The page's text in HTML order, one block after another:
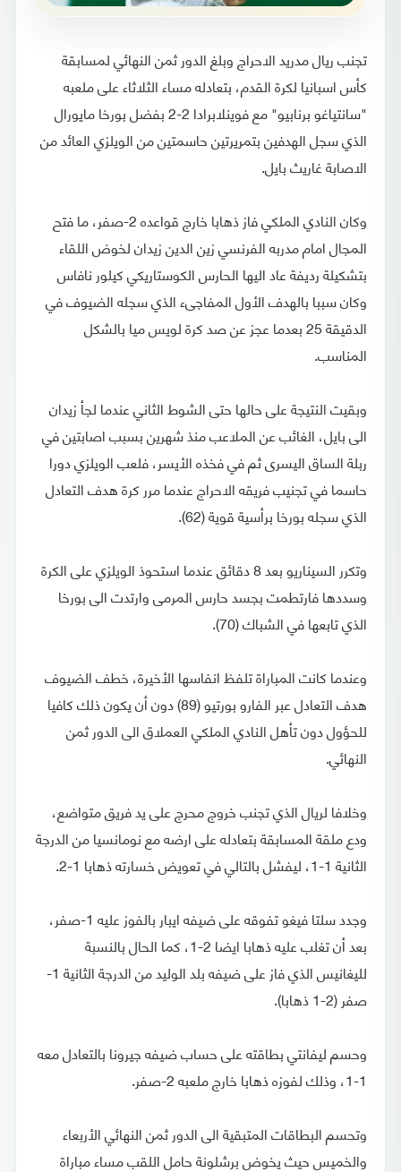
تجنب ريال مدريد الاحراج وبلغ الدور ثمن النهائي لمسابقة
كأس اسبانيا لكرة القدم، بتعادله مساء الثلاثاء على ملعبه
"سانتياغو برنابيو" مع فوينلابرادا 2-2 بفضل بورخا مايورال
الذي سجل الهدفين بتمريرتين حاسمتين من الويلزي العائد من
الاصابة غاريث بايل.
وكان النادي الملكي فاز ذهابا خارج قواعده 2-صفر، ما فتح
المجال امام مدربه الفرنسي زين الدين زيدان لخوض اللقاء
بتشكيلة رديفة عاد اليها الحارس الكوستاريكي كيلور نافاس
وكان سببا بالهدف الأول المفاجىء الذي سجله الضيوف في
الدقيقة 25 بعدما عجز عن صد كرة لويس ميا بالشكل
المناسب.
وبقيت النتيجة على حالها حتى الشوط الثاني عندما لجأ زيدان
الى بايل، الغائب عن الملاعب منذ شهرين بسبب اصابتين في
ربلة الساق اليسرى ثم في فخذه الأيسر، فلعب الويلزي دورا
حاسما في تجنيب فريقه الاحراج عندما مرر كرة هدف التعادل
الذي سجله بورخا برأسية قوية (62).
وتكرر السيناريو بعد 8 دقائق عندما استحوذ الويلزي على الكرة
وسددها فارتطمت بجسد حارس المرمى وارتدت الى بورخا
الذي تابعها في الشباك (70).
وعندما كانت المباراة تلفظ انفاسها الأخيرة، خطف الضيوف
هدف التعادل عبر الفارو بورتيو (89) دون أن يكون ذلك كافيا
للحؤول دون تأهل النادي الملكي العملاق الى الدور ثمن
النهائي.
وخلافا لريال الذي تجنب خروج محرج على يد فريق متواضع،
ودع ملقة المسابقة بتعادله على ارضه مع نومانسيا من الدرجة
الثانية 1-1، ليفشل بالتالي في تعويض خسارته ذهابا 1-2.
وجدد سلتا فيغو تفوقه على ضيفه ايبار بالفوز عليه 1-صفر،
بعد أن تغلب عليه ذهابا ايضا 2-1، كما الحال بالنسبة
لليغانيس الذي فاز على ضيفه بلد الوليد من الدرجة الثانية 1-
صفر (2-1 ذهابا).
وحسم ليفانتي بطاقته على حساب ضيفه جيرونا بالتعادل معه
1-1، وذلك لفوزه ذهابا خارج ملعبه 2-صفر.
وتحسم البطاقات المتبقية الى الدور ثمن النهائي الأربعاء
والخميس حيث يخوض برشلونة حامل اللقب مساء مباراة